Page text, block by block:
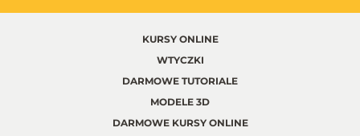
KURSY ONLINE
WTYCZKI
DARMOWE TUTORIALE
MODELE 3D
DARMOWE KURSY ONLINE